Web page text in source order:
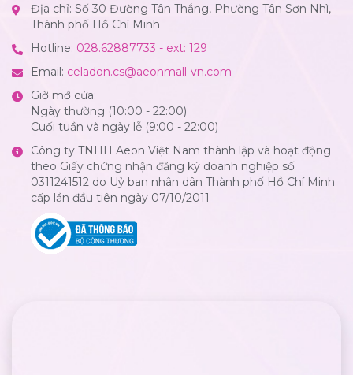
Địa chỉ: Số 30 Đường Tân Thắng, Phường Tân Sơn Nhì,
Thành phố Hồ Chí Minh
Hotline: 028.62887733 - ext: 129
Email: celadon.cs@aeonmall-vn.com
Giờ mở cửa:
Ngày thường (10:00 - 22:00)
Cuối tuần và ngày lễ (9:00 - 22:00)
Công ty TNHH Aeon Việt Nam thành lập và hoạt động
theo Giấy chứng nhận đăng ký doanh nghiệp số
0311241512 do Uỷ ban nhân dân Thành phố Hồ Chí Minh
cấp lần đầu tiên ngày 07/10/2011